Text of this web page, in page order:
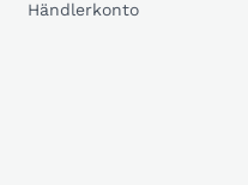
Händlerkonto